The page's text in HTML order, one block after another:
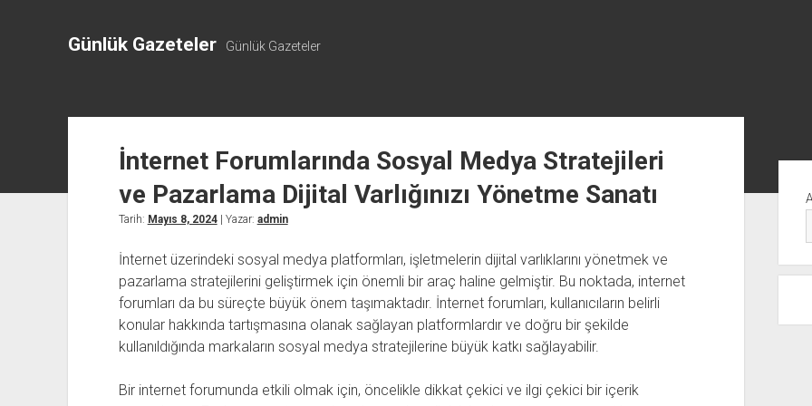
Günlük Gazeteler Günlük Gazeteler
İnternet Forumlarında Sosyal Medya Stratejileri
ve Pazarlama Dijital Varlığınızı Yönetme Sanatı
Tarih: Mayıs 8, 2024| Yazar: admin
İnternet üzerindeki sosyal medya platformları, işletmelerin dijital varlıklarını yönetmek ve
pazarlama stratejilerini geliştirmek için önemli bir araç haline gelmiştir. Bu noktada, internet
forumları da bu süreçte büyük önem taşımaktadır. İnternet forumları, kullanıcıların belirli
konular hakkında tartışmasına olanak sağlayan platformlardır ve doğru bir şekilde
kullanıldığında markaların sosyal medya stratejilerine büyük katkı sağlayabilir.
Bir internet forumunda etkili olmak için, öncelikle dikkat çekici ve ilgi çekici bir içerik